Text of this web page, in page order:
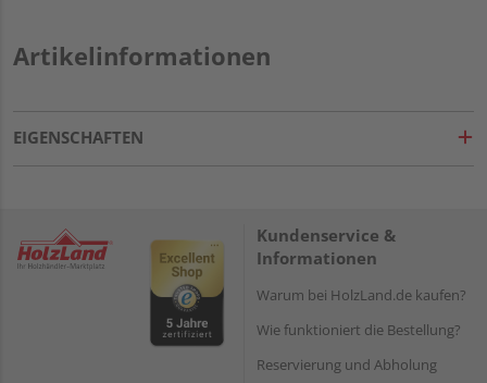
Artikelinformationen
EIGENSCHAFTEN
Kundenservice &
Informationen
Warum bei HolzLand.de kaufen?
Wie funktioniert die Bestellung?
Reservierung und Abholung